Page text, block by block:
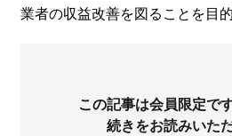
業者の収益改善を図ることを目的
この記事は会員限定で
続きをお読みいた